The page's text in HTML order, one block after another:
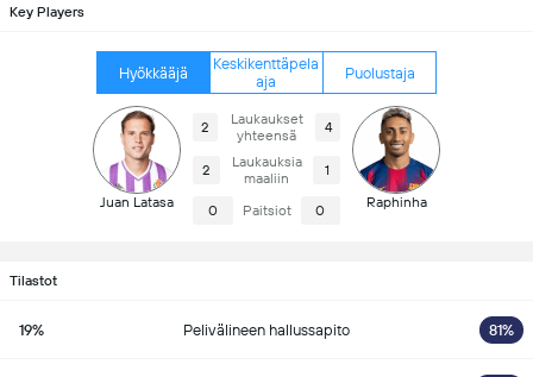
Key Players
Hyökkääjä
Keskikenttäpela
aja
Puolustaja
Juan Latasa
2
Laukaukset
yhteensä
4
2
Laukauksia
maaliin
1
0 Paitsiot 0 Raphinha
Tilastot
19% Pelivälineen hallussapito 81%